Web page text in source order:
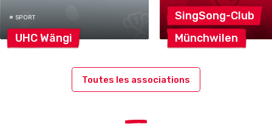
# SPORT
UHCWängi
SingSong-Club
Münchwilen
Toutes les associations